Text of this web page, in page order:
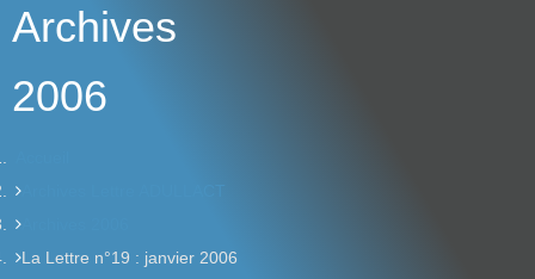
Archives
2006
La Lettre n°19 : janvier 2006